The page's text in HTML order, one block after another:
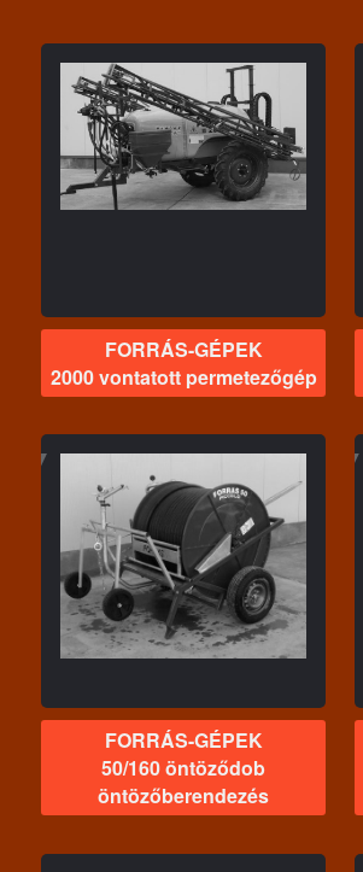
FORRÁS-GÉPEK
2000 vontatott permetezőgép
FORRÁS-GÉPEK
3000 vontatott
permetezőgép
FORRÁS-GÉPEK
50/160 öntöződob
öntözőberendezés
FORRÁS-GÉPEK
50/180 öntöződob
öntözőberendezés